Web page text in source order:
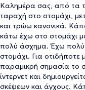
Καλημέρα σας, από τα
ταραχή στο στομάχι,
και τρώω κανονικά.
κάτω έχω στο στομάχι
πολύ άσχημα. Έχω πολύ
στομάχι. Για οτιδήποτε
παραμικρή σημασία το
ίντερνετ και
σκέψεων και άγχους.